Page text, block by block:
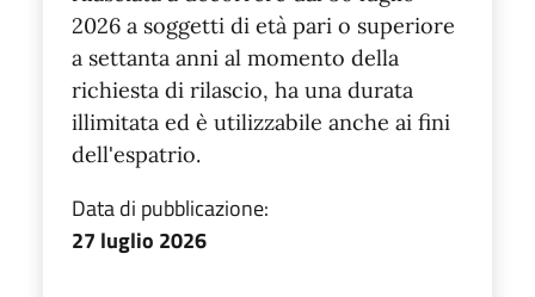
2026 a soggetti di età pari o superiore
a settanta anni al momento della
richiesta di rilascio, ha una durata
illimitata ed è utilizzabile anche ai fini
dell'espatrio.
Data di pubblicazione:
27 luglio 2026